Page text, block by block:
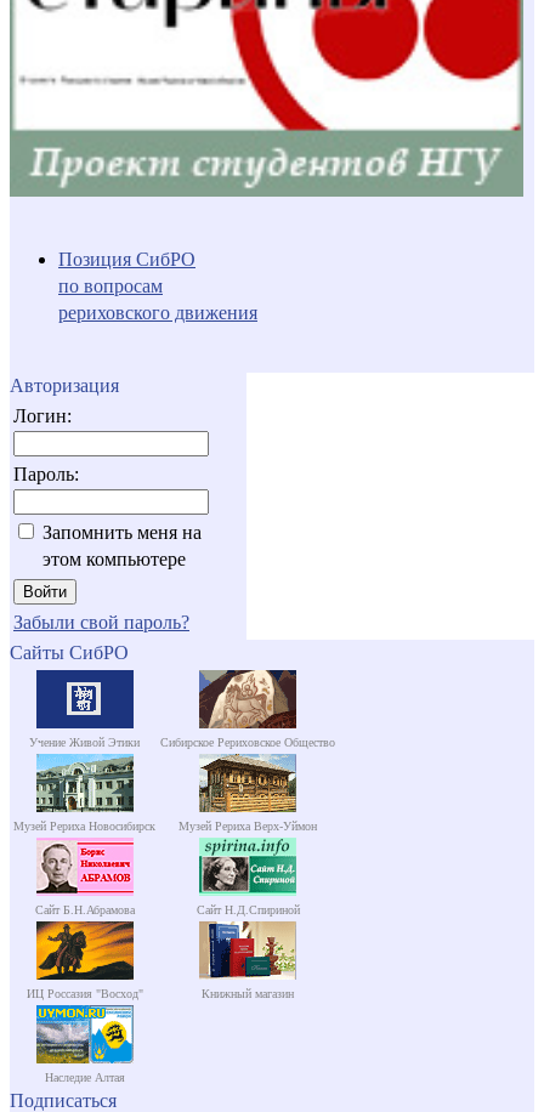
Позиция СибРО
по вопросам
рериховского движения
Авторизация
Логин:
Пароль:
Запомнить меня на
этом компьютере
Забыли свой пароль?
Сайты СибРО
Учение Живой Этики Сибирское Рериховское Общество
Музей Рериха Новосибирск Музей Рериха Верх-Уймон
Сайт Б.Н.Абрамова Сайт Н.Д.Спириной
ИЦ Россазия "Восход" Книжный магазин
Наследие Алтая
Подписаться